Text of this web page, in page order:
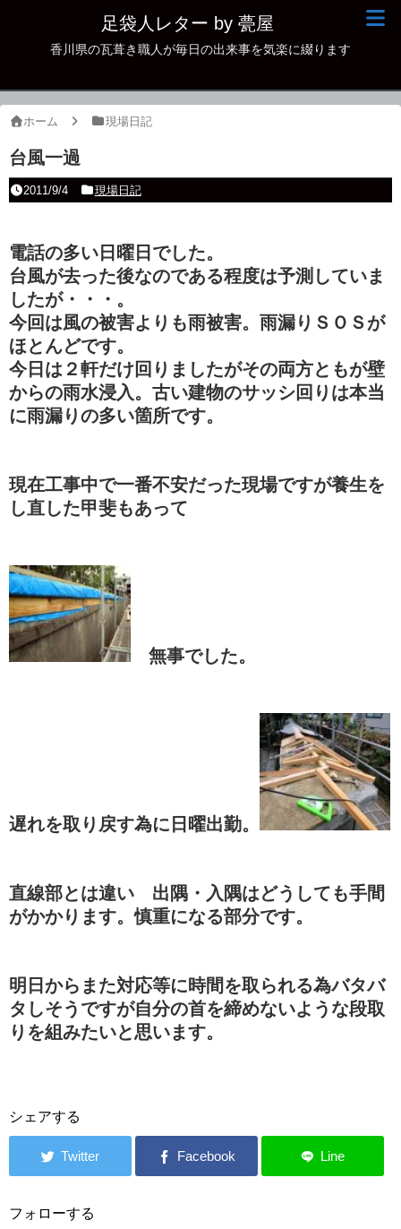
足袋人レター by 甍屋
香川県の瓦葺き職人が毎日の出来事を気楽に綴ります
ホーム 現場日記
台風一過
2011/9/4 現場日記
電話の多い日曜日でした。
台風が去った後なのである程度は予測していま
したが・・・。
今回は風の被害よりも雨被害。雨漏りＳＯＳが
ほとんどです。
今日は２軒だけ回りましたがその両方ともが壁
からの雨水浸入。古い建物のサッシ回りは本当
に雨漏りの多い箇所です。
現在工事中で一番不安だった現場ですが養生を
し直した甲斐もあって
無事でした。
遅れを取り戻す為に日曜出勤。
直線部とは違い 出隅・入隅はどうしても手間
がかかります。慎重になる部分です。
明日からまた対応等に時間を取られる為バタバ
タしそうですが自分の首を締めないような段取
りを組みたいと思います。
シェアする
フォローする
現場日記
古瓦
本日の一品
その他